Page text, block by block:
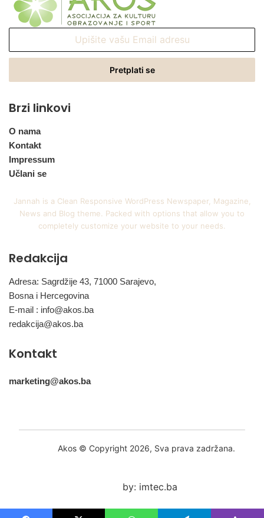
Email
Brzi linkovi
O nama
Kontakt
Impressum
Učlani se
Jannah is a Clean Responsive WordPress Newspaper, Magazine,
News and Blog theme. Packed with options that allow you to
completely customize your website to your needs.
Redakcija
Adresa: Sagrdžije 43, 71000 Sarajevo,
Bosna i Hercegovina
E-mail : info@akos.ba
redakcija@akos.ba
Kontakt
marketing@akos.ba
Akos © Copyright 2026, Sva prava zadržana.
by: imtec.ba